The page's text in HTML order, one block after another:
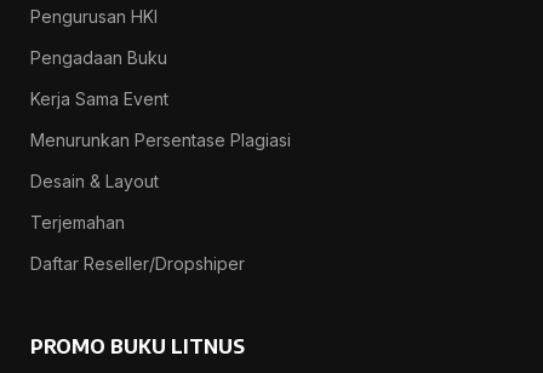
Pengurusan HKI
Pengadaan Buku
Kerja Sama Event
Menurunkan Persentase Plagiasi
Desain & Layout
Terjemahan
Daftar Reseller/Dropshiper
PROMO BUKU LITNUS